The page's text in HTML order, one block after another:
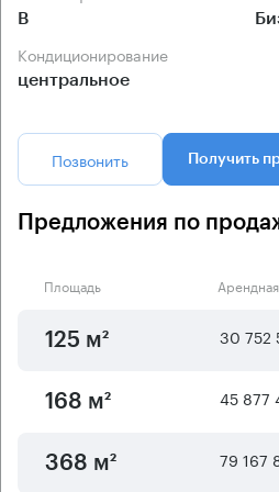
B
Кондиционирование
центральное
Позвонить Получить
Предложения по
Площадь
125 м² 30 752
168 м² 45 877
368 м² 79 167